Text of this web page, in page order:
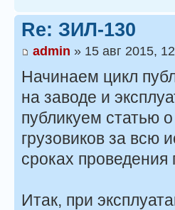
Re: ЗИЛ-130
admin » 15 авг 2015,
Начинаем цикл
на заводе и
публикуем статью
грузовиков за всю
сроках проведения
Итак, при